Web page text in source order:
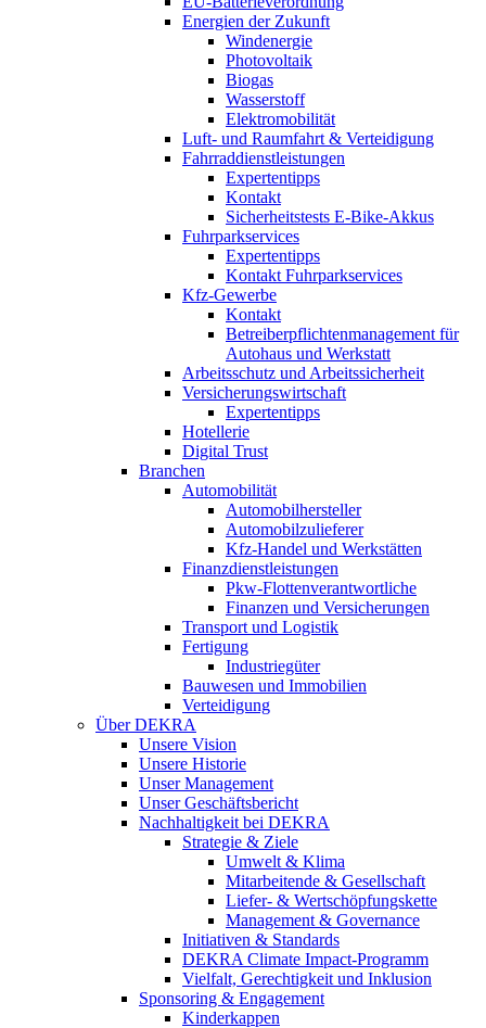
Energien der Zukunft
Windenergie
Photovoltaik
Biogas
Wasserstoff
Elektromobilität
Luft- und Raumfahrt & Verteidigung
Fahrraddienstleistungen
Expertentipps
Kontakt
Sicherheitstests E-Bike-Akkus
Fuhrparkservices
Expertentipps
Kontakt Fuhrparkservices
Kfz-Gewerbe
Kontakt
Betreiberpflichtenmanagement für
Autohaus und Werkstatt
Arbeitsschutz und Arbeitssicherheit
Versicherungswirtschaft
Expertentipps
Hotellerie
Digital Trust
Branchen
Automobilität
Automobilhersteller
Automobilzulieferer
Kfz-Handel und Werkstätten
Finanzdienstleistungen
Pkw‑Flottenverantwortliche
Finanzen und Versicherungen
Transport und Logistik
Fertigung
Industriegüter
Bauwesen und Immobilien
Verteidigung
Über DEKRA
Unsere Vision
Unsere Historie
Unser Management
Unser Geschäftsbericht
Nachhaltigkeit bei DEKRA
Strategie & Ziele
Umwelt & Klima
Mitarbeitende & Gesellschaft
Liefer- & Wertschöpfungskette
Management & Governance
Initiativen & Standards
DEKRA Climate Impact-Programm
Vielfalt, Gerechtigkeit und Inklusion​
Sponsoring & Engagement
Kinderkappen